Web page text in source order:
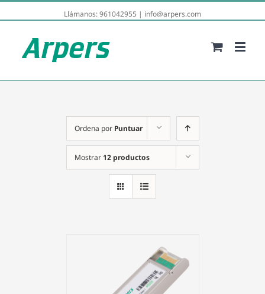
Llámanos:961042955 | info@arpers.com
Ordena por Puntuar
Mostrar 12 productos